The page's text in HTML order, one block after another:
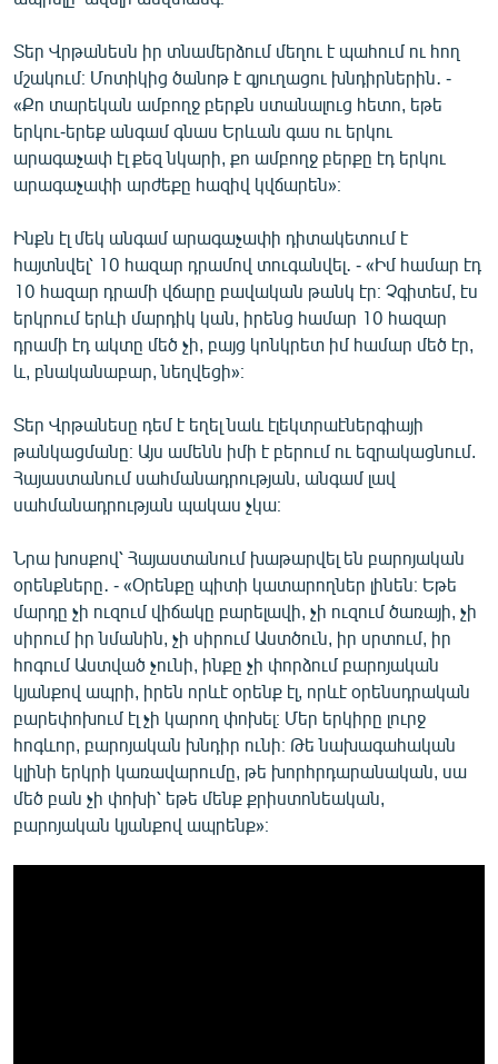
Տեր Վրթանեսն իր տնամերձում մեղու է պահում ու հող
մշակում։ Մոտիկից ծանոթ է գյուղացու խնդիրներին․ -
«Քո տարեկան ամբողջ բերքն ստանալուց հետո, եթե
երկու-երեք անգամ գնաս Երևան գաս ու երկու
արագաչափ էլ քեզ նկարի, քո ամբողջ բերքը էդ երկու
արագաչափի արժեքը հազիվ կվճարեն»։
Ինքն էլ մեկ անգամ արագաչափի դիտակետում է
հայտնվել՝ 10 հազար դրամով տուգանվել․ - «Իմ համար էդ
10 հազար դրամի վճարը բավական թանկ էր։ Չգիտեմ, էս
երկրում երևի մարդիկ կան, իրենց համար 10 հազար
դրամի էդ ակտը մեծ չի, բայց կոնկրետ իմ համար մեծ էր,
և, բնականաբար, նեղվեցի»։
Տեր Վրթանեսը դեմ է եղել նաև էլեկտրաէներգիայի
թանկացմանը։ Այս ամենն իմի է բերում ու եզրակացնում.
Հայաստանում սահմանադրության, անգամ լավ
սահմանադրության պակաս չկա։
Նրա խոսքով՝ Հայաստանում խաթարվել են բարոյական
օրենքները․ - «Օրենքը պիտի կատարողներ լինեն։ Եթե
մարդը չի ուզում վիճակը բարելավի, չի ուզում ծառայի, չի
սիրում իր նմանին, չի սիրում Աստծուն, իր սրտում, իր
հոգում Աստված չունի, ինքը չի փորձում բարոյական
կյանքով ապրի, իրեն որևէ օրենք էլ, որևէ օրենսդրական
բարեփոխում էլ չի կարող փոխել։ Մեր երկիրը լուրջ
հոգևոր, բարոյական խնդիր ունի։ Թե նախագահական
կլինի երկրի կառավարումը, թե խորհրդարանական, սա
մեծ բան չի փոխի՝ եթե մենք քրիստոնեական,
բարոյական կյանքով ապրենք»։